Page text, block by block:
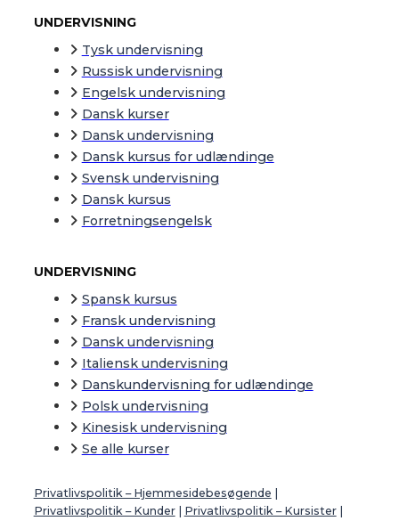
UNDERVISNING
Tysk undervisning
Russisk undervisning
Engelsk undervisning
Dansk kurser
Dansk undervisning
Dansk kursus for udlændinge
Svensk undervisning
Dansk kursus
Forretningsengelsk
UNDERVISNING
Spansk kursus
Fransk undervisning
Dansk undervisning
Italiensk undervisning
Danskundervisning for udlændinge
Polsk undervisning
Kinesisk undervisning
Se alle kurser
Privatlivspolitik – Hjemmesidebesøgende
Privatlivspolitik – Kunder| Privatlivspolitik – Kursister|